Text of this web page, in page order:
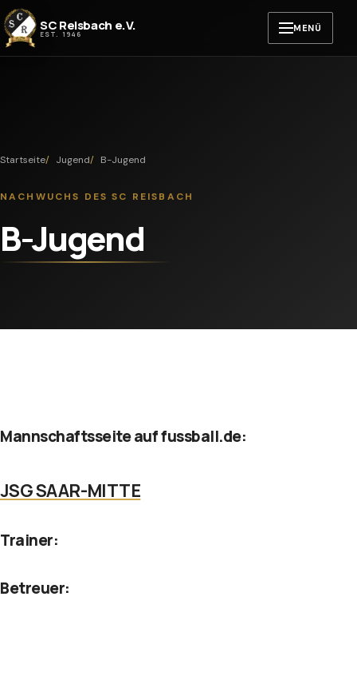
Zum Inhalt springen
SC Reisbach e.V.
EST. 1946 MENÜ
Startseite Jugend B-Jugend
NACHWUCHS DES SC REISBACH
B-Jugend
Mannschaftsseite auf fussball.de:
JSG SAAR-MITTE
Trainer:
Betreuer: